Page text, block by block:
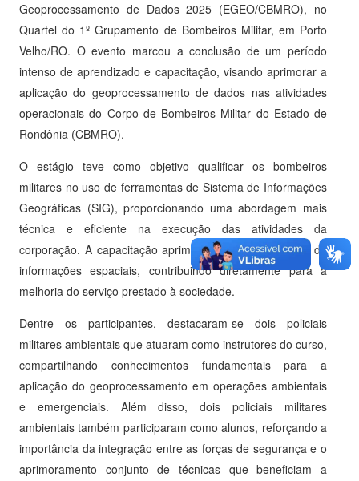
Geoprocessamento de Dados 2025 (EGEO/CBMRO), no
Quartel do 1º Grupamento de Bombeiros Militar, em Porto
Velho/RO. O evento marcou a conclusão de um período
intenso de aprendizado e capacitação, visando aprimorar a
aplicação do geoprocessamento de dados nas atividades
operacionais do Corpo de Bombeiros Militar do Estado de
Rondônia (CBMRO).
O estágio teve como objetivo qualificar os bombeiros
militares no uso de ferramentas de Sistema de Informações
Geográficas (SIG), proporcionando uma abordagem mais
técnica e eficiente na execução das atividades da
corporação. A capacitação aprimora a análise e gestão de
informações espaciais, contribuindo diretamente para a
melhoria do serviço prestado à sociedade.
Dentre os participantes, destacaram-se dois policiais
militares ambientais que atuaram como instrutores do curso,
compartilhando conhecimentos fundamentais para a
aplicação do geoprocessamento em operações ambientais
e emergenciais. Além disso, dois policiais militares
ambientais também participaram como alunos, reforçando a
importância da integração entre as forças de segurança e o
aprimoramento conjunto de técnicas que beneficiam a